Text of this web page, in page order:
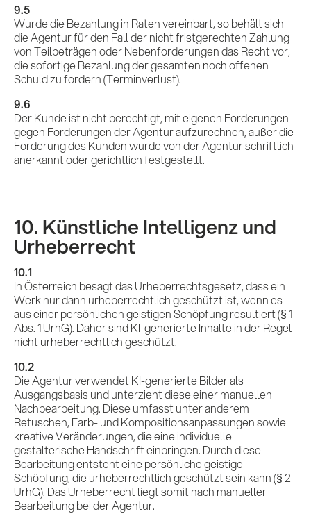
9.5
Wurde die Bezahlung in Raten vereinbart, so behält sich
die Agentur für den Fall der nicht fristgerechten Zahlung
von Teilbeträgen oder Nebenforderungen das Recht vor,
die sofortige Bezahlung der gesamten noch offenen
Schuld zu fordern (Terminverlust).
9.6
Der Kunde ist nicht berechtigt, mit eigenen Forderungen
gegen Forderungen der Agentur aufzurechnen, außer die
Forderung des Kunden wurde von der Agentur schriftlich
anerkannt oder gerichtlich festgestellt.
10. Künstliche Intelligenz und
Urheberrecht
10.1
In Österreich besagt das Urheberrechtsgesetz, dass ein
Werk nur dann urheberrechtlich geschützt ist, wenn es
aus einer persönlichen geistigen Schöpfung resultiert (§ 1
Abs. 1 UrhG). Daher sind KI-generierte Inhalte in der Regel
nicht urheberrechtlich geschützt.
10.2
Die Agentur verwendet KI-generierte Bilder als
Ausgangsbasis und unterzieht diese einer manuellen
Nachbearbeitung. Diese umfasst unter anderem
Retuschen, Farb- und Kompositionsanpassungen sowie
kreative Veränderungen, die eine individuelle
gestalterische Handschrift einbringen. Durch diese
Bearbeitung entsteht eine persönliche geistige
Schöpfung, die urheberrechtlich geschützt sein kann (§ 2
UrhG). Das Urheberrecht liegt somit nach manueller
Bearbeitung bei der Agentur.